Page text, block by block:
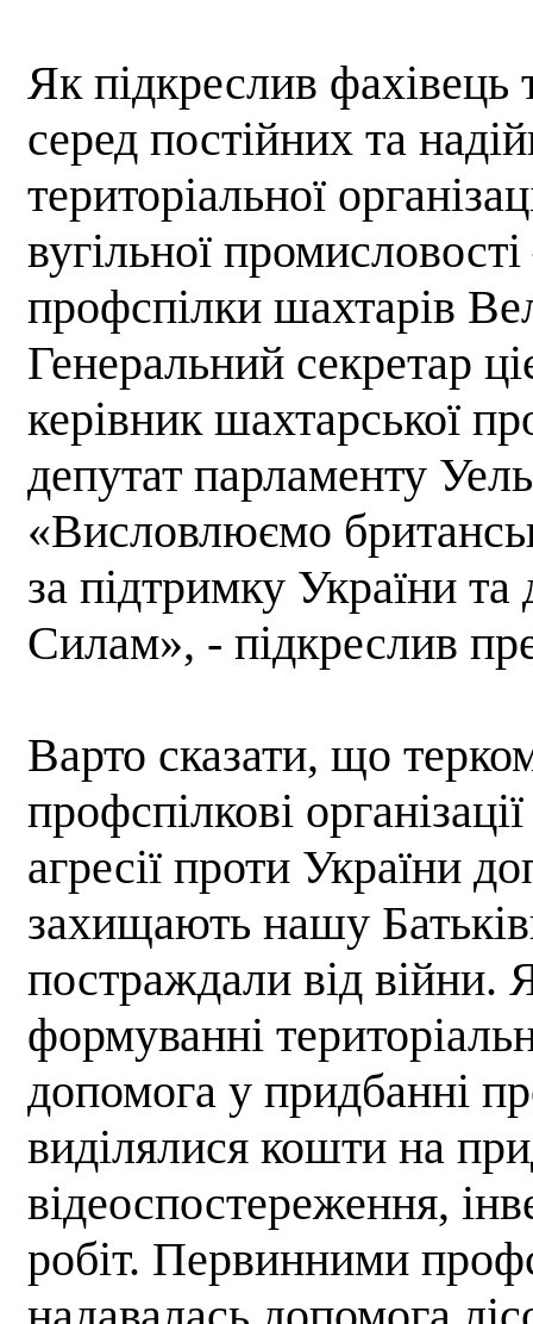
Як підкреслив
серед постійних та
територіальної
вугільної
профспілки шахтарів
Генеральний секретар
керівник шахтарської
депутат парламенту
«Висловлюємо
за підтримку України
Силам», - підкреслив
Варто сказати, що
профспілкові
агресії проти України
захищають нашу
постраждали від війни.
формуванні
допомога у придбанні
виділялися кошти на
відеоспостереження,
робіт. Первинними